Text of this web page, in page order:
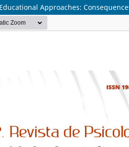
Approaches: